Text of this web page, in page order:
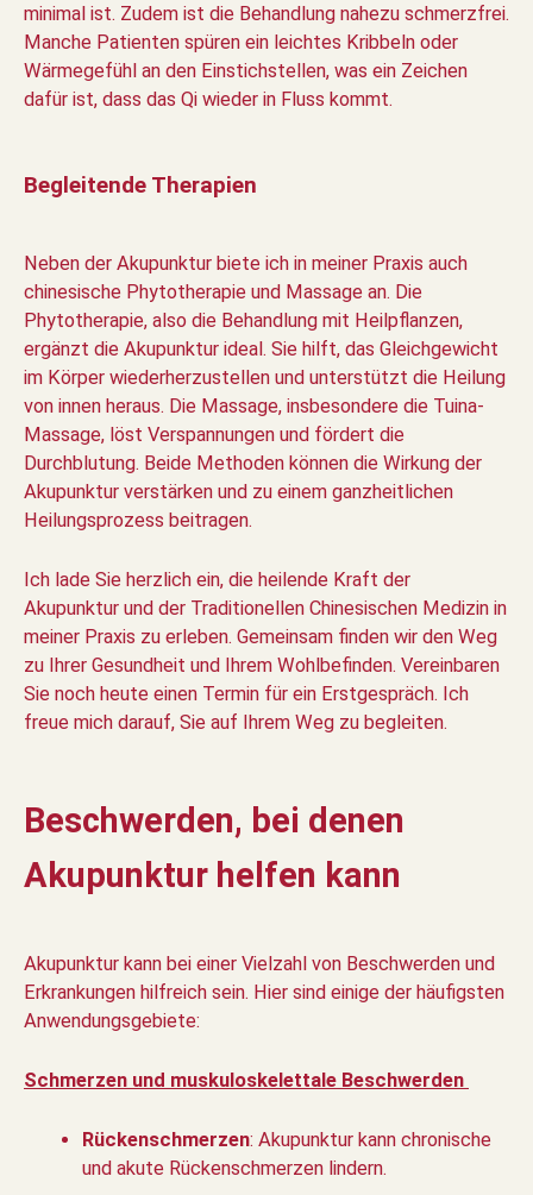
minimal ist. Zudem ist die Behandlung nahezu schmerzfrei.
Manche Patienten spüren ein leichtes Kribbeln oder
Wärmegefühl an den Einstichstellen, was ein Zeichen
dafür ist, dass das Qi wieder in Fluss kommt.
Begleitende Therapien
Neben der Akupunktur biete ich in meiner Praxis auch
chinesische Phytotherapie und Massage an. Die
Phytotherapie, also die Behandlung mit Heilpflanzen,
ergänzt die Akupunktur ideal. Sie hilft, das Gleichgewicht
im Körper wiederherzustellen und unterstützt die Heilung
von innen heraus. Die Massage, insbesondere die Tuina-
Massage, löst Verspannungen und fördert die
Durchblutung. Beide Methoden können die Wirkung der
Akupunktur verstärken und zu einem ganzheitlichen
Heilungsprozess beitragen.
Ich lade Sie herzlich ein, die heilende Kraft der
Akupunktur und der Traditionellen Chinesischen Medizin in
meiner Praxis zu erleben. Gemeinsam finden wir den Weg
zu Ihrer Gesundheit und Ihrem Wohlbefinden. Vereinbaren
Sie noch heute einen Termin für ein Erstgespräch. Ich
freue mich darauf, Sie auf Ihrem Weg zu begleiten.
Beschwerden, bei denen
Akupunktur helfen kann
Akupunktur kann bei einer Vielzahl von Beschwerden und
Erkrankungen hilfreich sein. Hier sind einige der häufigsten
Anwendungsgebiete:
Schmerzen und muskuloskelettale Beschwerden
Rückenschmerzen: Akupunktur kann chronische
und akute Rückenschmerzen lindern.